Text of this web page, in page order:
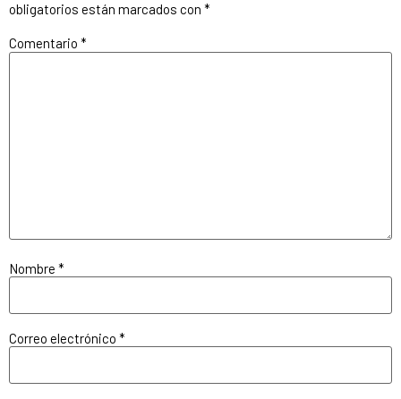
obligatorios están marcados con *
Comentario *
Nombre *
Correo electrónico *